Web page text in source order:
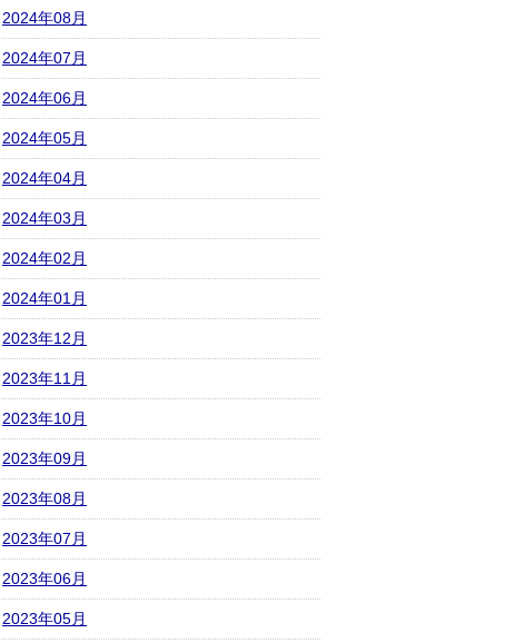
2024年08月
2024年07月
2024年06月
2024年05月
2024年04月
2024年03月
2024年02月
2024年01月
2023年12月
2023年11月
2023年10月
2023年09月
2023年08月
2023年07月
2023年06月
2023年05月